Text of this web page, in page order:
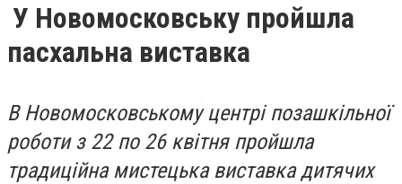
У Новомосковську пройшла
пасхальна виставка
В Новомосковському центрі позашкільної
роботи з 22 по 26 квітня пройшла
традиційна мистецька виставка дитячих